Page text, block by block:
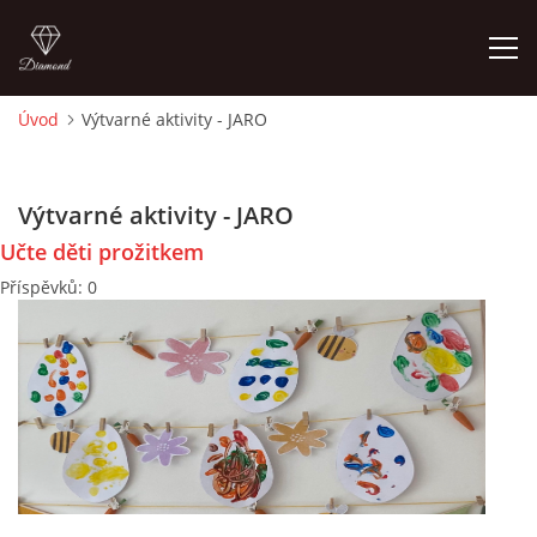
O MĚ
FOTOALBUM
DĚJINY VÝTVARNÉHO UMĚNÍ
NOVINKY ZE ŠKOLSTVÍ 2025
ROČNÍ PLÁN - INSPIRACE /DLE NOVÉHO RVP PV 2025
Úvod Výtvarné aktivity - JARO
Výtvarné aktivity - JARO
Učte děti prožitkem
Příspěvků: 0